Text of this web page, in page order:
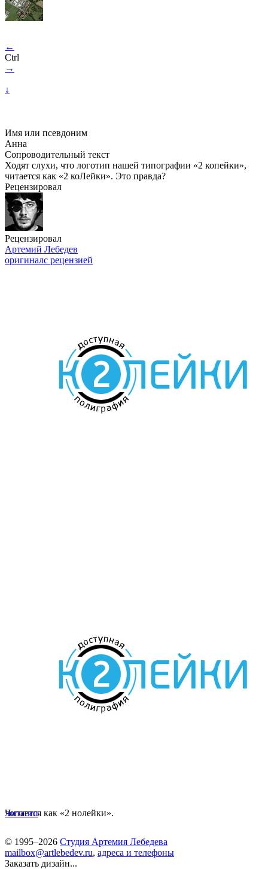
←
Ctrl
→
↓
Имя или псевдоним
Анна
Сопроводительный текст
Ходят слухи, что логотип нашей типографии «2 копейки»,
читается как «2 коЛейки». Это правда?
Рецензировал
Рецензировал
Артемий Лебедев
оригиналс рецензией
Читается как «2 нолейки».
логотип
© 1995–2026 Студия Артемия Лебедева
mailbox@artlebedev.ru, адреса и телефоны
Заказать дизайн...